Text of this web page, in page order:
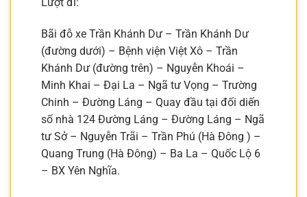
Bãi đỗ xe Trần Khánh Dư – Trần Khánh Dư
(đường dưới) – Bệnh viện Việt Xô – Trần
Khánh Dư (đường trên) – Nguyễn Khoái –
Minh Khai – Đại La – Ngã tư Vọng – Trường
Chinh – Đường Láng – Quay đầu tại đối diến
số nhà 124 Đường Láng – Đường Láng – Ngã
tư Sở – Nguyễn Trãi – Trần Phú (Hà Đông ) –
Quang Trung (Hà Đông) – Ba La – Quốc Lộ 6
– BX Yên Nghĩa.